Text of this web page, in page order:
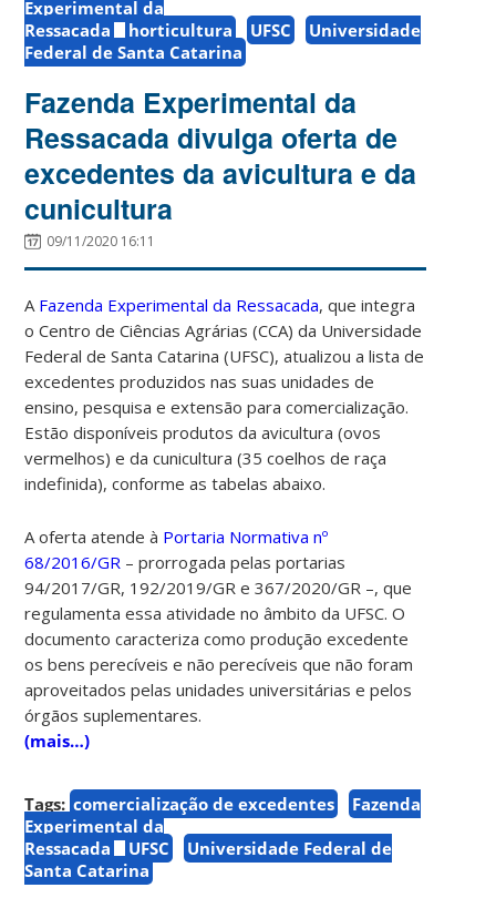
Experimental da
Ressacada
horticultura UFSC
Universidade
Federal de Santa Catarina
Fazenda Experimental da
Ressacada divulga oferta de
excedentes da avicultura e da
cunicultura
09/11/2020 16:11
A Fazenda Experimental da Ressacada, que integra
o Centro de Ciências Agrárias (CCA) da Universidade
Federal de Santa Catarina (UFSC), atualizou a lista de
excedentes produzidos nas suas unidades de
ensino, pesquisa e extensão para comercialização.
Estão disponíveis produtos da avicultura (ovos
vermelhos) e da cunicultura (35 coelhos de raça
indefinida), conforme as tabelas abaixo.
A oferta atende à Portaria Normativa nº
68/2016/GR – prorrogada pelas portarias
94/2017/GR, 192/2019/GR e 367/2020/GR –, que
regulamenta essa atividade no âmbito da UFSC. O
documento caracteriza como produção excedente
os bens perecíveis e não perecíveis que não foram
aproveitados pelas unidades universitárias e pelos
órgãos suplementares.
(mais…)
Tags: comercialização de excedentes
Fazenda
Experimental da
Ressacada
UFSC
Universidade Federal de
Santa Catarina